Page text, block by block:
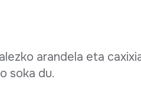
arandela eta
soka du.